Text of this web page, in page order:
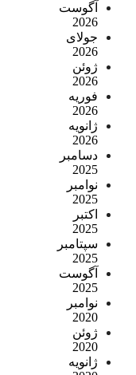
آگوست
2026
جولای
2026
ژوئن
2026
فوریه
2026
ژانویه
2026
دسامبر
2025
نوامبر
2025
اکتبر
2025
سپتامبر
2025
آگوست
2025
نوامبر
2020
ژوئن
2020
ژانویه